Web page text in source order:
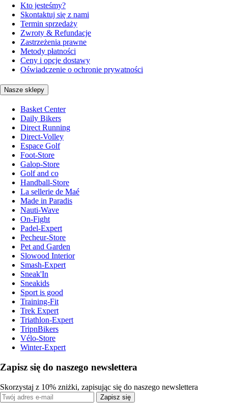
Kto jesteśmy?
Skontaktuj się z nami
Termin sprzedaży
Zwroty & Refundacje
Zastrzeżenia prawne
Metody płatności
Ceny i opcje dostawy
Oświadczenie o ochronie prywatności
Nasze sklepy
Basket Center
Daily Bikers
Direct Running
Direct-Volley
Espace Golf
Foot-Store
Galop-Store
Golf and co
Handball-Store
La sellerie de Maé
Made in Paradis
Nauti-Wave
On-Fight
Padel-Expert
Pecheur-Store
Pet and Garden
Slowood Interior
Smash-Expert
Sneak'In
Sneakids
Sport is good
Training-Fit
Trek Expert
Triathlon-Expert
TripnBikers
Vélo-Store
Winter-Expert
Zapisz się do naszego newslettera
Skorzystaj z 10% zniżki, zapisując się do naszego newslettera
Zapisz się